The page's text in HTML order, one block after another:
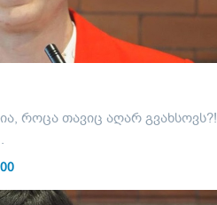
როცა თავიც აღარ გვახსოვს?!